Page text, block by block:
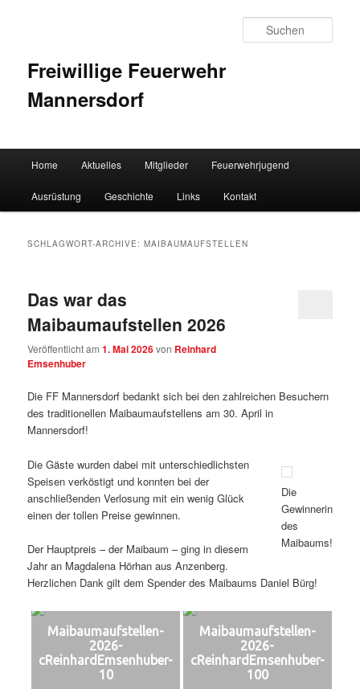
Freiwillige Feuerwehr
Mannersdorf
Zum Inhalt wechseln
Zum sekundären Inhalt wechseln
Home Aktuelles Mitglieder Feuerwehrjugend
Ausrüstung Geschichte Links Kontakt
SCHLAGWORT-ARCHIVE:MAIBAUMAUFSTELLEN
Das war das
Maibaumaufstellen 2026
Veröffentlicht am1. Mai 2026von Reinhard
Emsenhuber
Die FF Mannersdorf bedankt sich bei den zahlreichen Besuchern
des traditionellen Maibaumaufstellens am 30. April in
Mannersdorf!
Die
Gewinnerin
des
Maibaums!
Die Gäste wurden dabei mit unterschiedlichsten
Speisen verköstigt und konnten bei der
anschließenden Verlosung mit ein wenig Glück
einen der tollen Preise gewinnen.
Der Hauptpreis – der Maibaum – ging in diesem
Jahr an Magdalena Hörhan aus Anzenberg.
Herzlichen Dank gilt dem Spender des Maibaums Daniel Bürg!
Maibaumaufstellen-
2026-
cReinhardEmsenhuber-
10
Maibaumaufstellen-
2026-
cReinhardEmsenhuber-
100